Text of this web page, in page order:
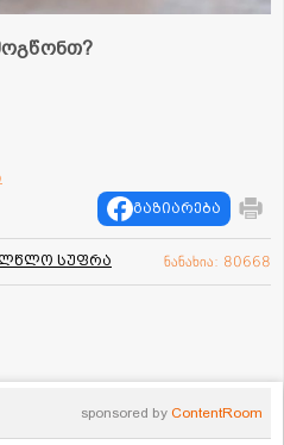
გაზიარება
სუფრა ნანახია: 80668
sponsored by ContentRoom